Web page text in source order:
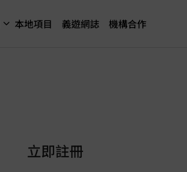
本地項目 義遊網誌 機構合作
立即註冊